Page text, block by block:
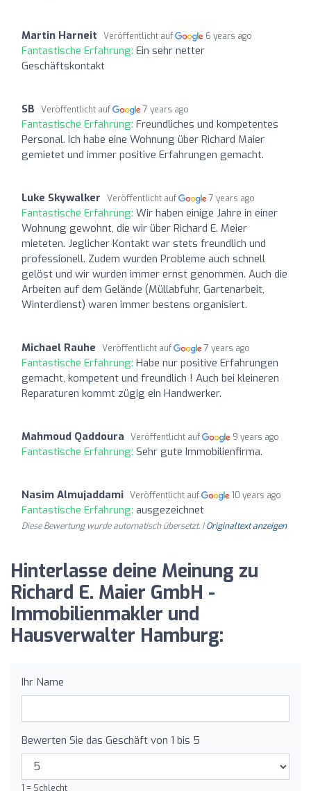
Martin Harneit Veröffentlicht auf 6 years ago
Fantastische Erfahrung: Ein sehr netter
Geschäftskontakt
SB Veröffentlicht auf 7 years ago
Fantastische Erfahrung: Freundliches und kompetentes
Personal. Ich habe eine Wohnung über Richard Maier
gemietet und immer positive Erfahrungen gemacht.
Luke Skywalker Veröffentlicht auf 7 years ago
Fantastische Erfahrung: Wir haben einige Jahre in einer
Wohnung gewohnt, die wir über Richard E. Meier
mieteten. Jeglicher Kontakt war stets freundlich und
professionell. Zudem wurden Probleme auch schnell
gelöst und wir wurden immer ernst genommen. Auch die
Arbeiten auf dem Gelände (Müllabfuhr, Gartenarbeit,
Winterdienst) waren immer bestens organisiert.
Michael Rauhe Veröffentlicht auf 7 years ago
Fantastische Erfahrung: Habe nur positive Erfahrungen
gemacht, kompetent und freundlich ! Auch bei kleineren
Reparaturen kommt zügig ein Handwerker.
Mahmoud Qaddoura Veröffentlicht auf 9 years ago
Fantastische Erfahrung: Sehr gute Immobilienfirma.
Nasim Almujaddami Veröffentlicht auf 10 years ago
Fantastische Erfahrung: ausgezeichnet
Diese Bewertung wurde automatisch übersetzt. |Originaltext anzeigen
Hinterlasse deine Meinung zu
Richard E. Maier GmbH -
Immobilienmakler und
Hausverwalter Hamburg:
Ihr Name
Bewerten Sie das Geschäft von 1 bis 5
1 = Schlecht